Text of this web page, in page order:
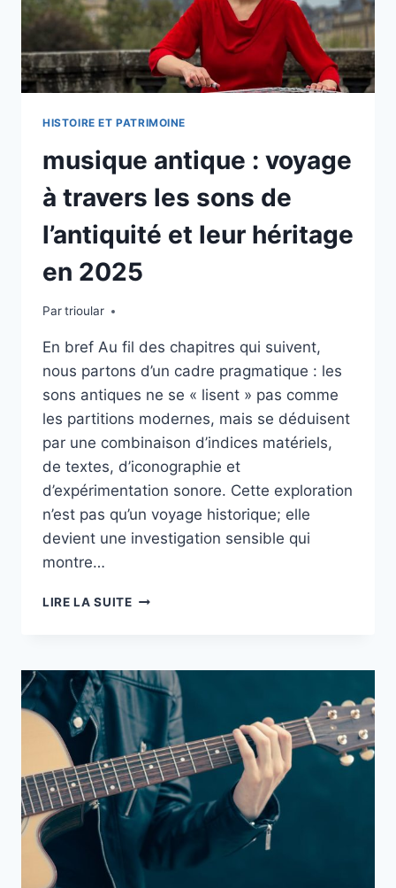
HISTOIRE ET PATRIMOINE
musique antique : voyage
à travers les sons de
l’antiquité et leur héritage
en 2025
Partrioular
En bref Au fil des chapitres qui suivent,
nous partons d’un cadre pragmatique : les
sons antiques ne se « lisent » pas comme
les partitions modernes, mais se déduisent
par une combinaison d’indices matériels,
de textes, d’iconographie et
d’expérimentation sonore. Cette exploration
n’est pas qu’un voyage historique; elle
devient une investigation sensible qui
montre…
LIRE LA SUITEMUSIQUE
À
TRAVERS
LES
SONS
DE
L’ANTIQUITÉ
ET
LEUR
HÉRITAGE